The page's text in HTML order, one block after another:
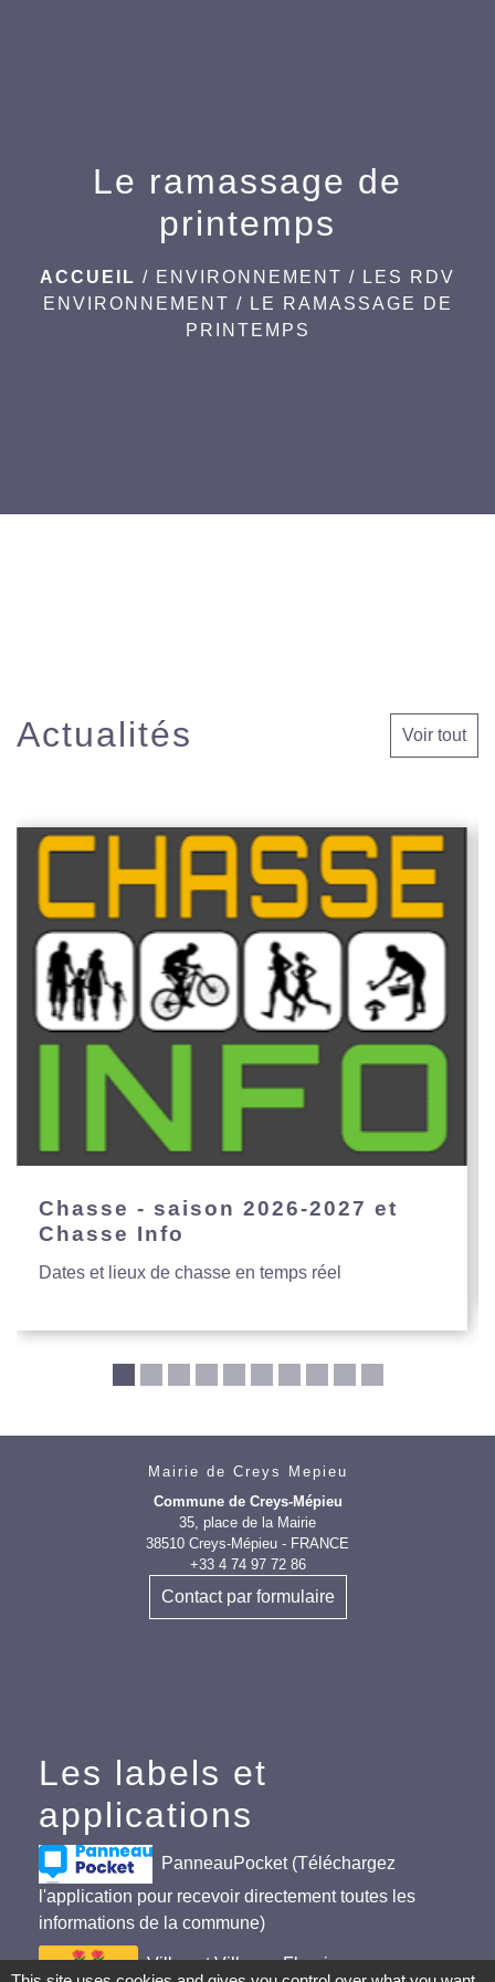
Le ramassage de
printemps
ACCUEIL / ENVIRONNEMENT / LES RDV
ENVIRONNEMENT / LE RAMASSAGE DE
PRINTEMPS
Actualités Voir tout
Chasse - saison 2026-2027 et
Chasse Info
Dates et lieux de chasse en temps réel
Mairie de Creys Mepieu
Commune de Creys-Mépieu
35, place de la Mairie
38510 Creys-Mépieu - FRANCE
+33 4 74 97 72 86
Contact par formulaire
Les labels et
applications
PanneauPocket (Téléchargez
l'application pour recevoir directement toutes les
informations de la commune)
Villes et Villages Fleuris